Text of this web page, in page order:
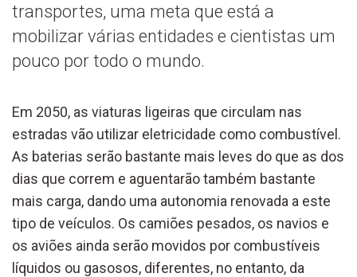
transportes, uma meta que está a
mobilizar várias entidades e cientistas um
pouco por todo o mundo.
Em 2050, as viaturas ligeiras que circulam nas
estradas vão utilizar eletricidade como combustível.
As baterias serão bastante mais leves do que as dos
dias que correm e aguentarão também bastante
mais carga, dando uma autonomia renovada a este
tipo de veículos. Os camiões pesados, os navios e
os aviões ainda serão movidos por combustíveis
líquidos ou gasosos, diferentes, no entanto, da